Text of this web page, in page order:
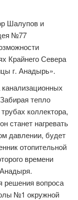
Шалупов и
№77
Крайнего Севера
г. Анадырь».
тепло
коллектора,
станет нагревать
давлении, будет
отопительной
времени
решения вопроса
№1 окружной